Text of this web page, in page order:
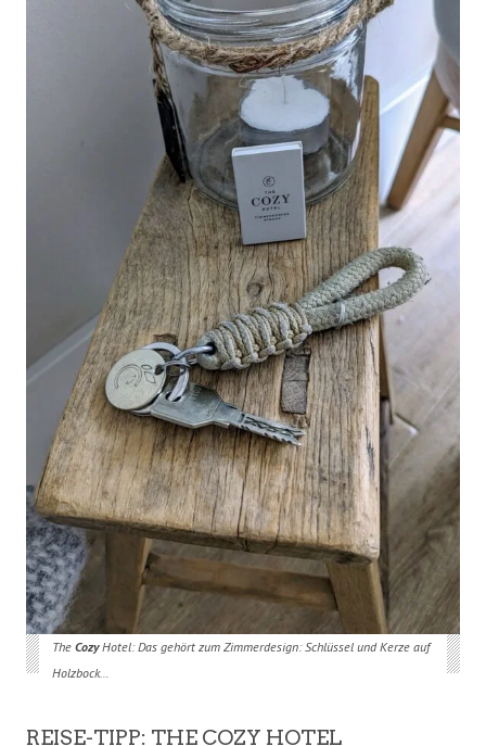
The CozyHotel: Das gehört zum Zimmerdesign: Schlüssel und Kerze auf
Holzbock…
REISE-TIPP: THE COZY HOTEL